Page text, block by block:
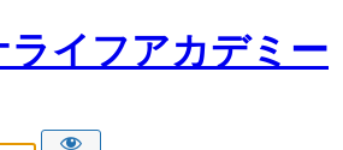
ライフアカデミー